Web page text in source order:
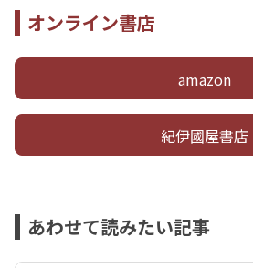
オンライン書店
amazon
紀伊國屋書店
あわせて読みたい記事